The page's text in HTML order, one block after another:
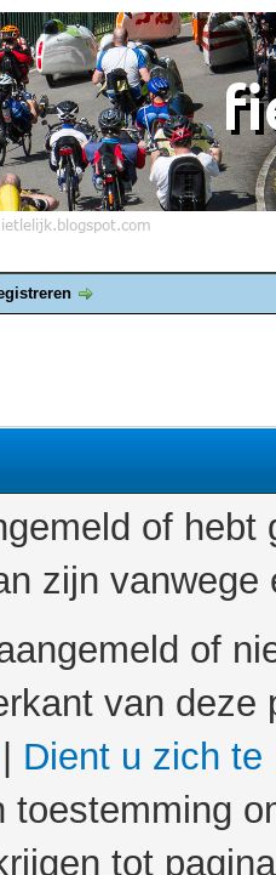
of
zijn
of
van
Dient u zich te
toestemming
tot